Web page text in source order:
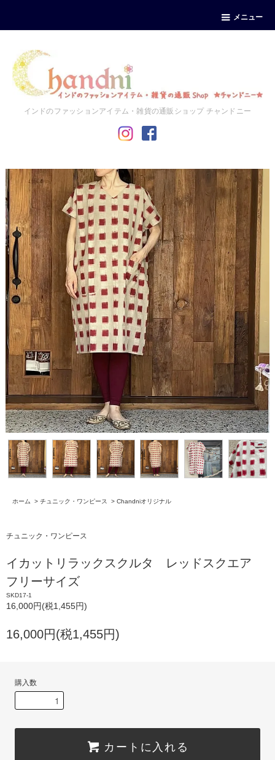
メニュー
インドのファッションアイテム・雑貨の通販ショップ チャンドニー
ホーム > チュニック・ワンピース > Chandniオリジナル
チュニック・ワンピース
イカットリラックスクルタ レッドスクエア
フリーサイズ
SKD17-1
16,000円(税1,455円)
16,000円(税1,455円)
購入数
カートに入れる